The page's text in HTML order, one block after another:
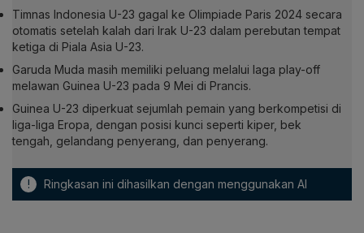
Timnas Indonesia U-23 gagal ke Olimpiade Paris 2024 secara
otomatis setelah kalah dari Irak U-23 dalam perebutan tempat
ketiga di Piala Asia U-23.
Garuda Muda masih memiliki peluang melalui laga play-off
melawan Guinea U-23 pada 9 Mei di Prancis.
Guinea U-23 diperkuat sejumlah pemain yang berkompetisi di
liga-liga Eropa, dengan posisi kunci seperti kiper, bek
tengah, gelandang penyerang, dan penyerang.
! Ringkasan ini dihasilkan dengan menggunakan AI